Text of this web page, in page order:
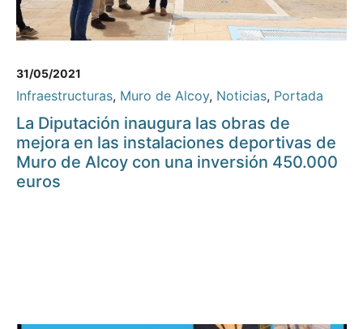
31/05/2021
Infraestructuras, Muro de Alcoy, Noticias, Portada
La Diputación inaugura las obras de
mejora en las instalaciones deportivas de
Muro de Alcoy con una inversión 450.000
euros